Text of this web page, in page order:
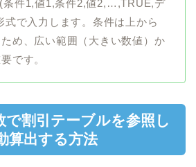
条件1,値1,条件2,値2,…,TRUE,デ
式で入力します。条件は上から
め、広い範囲（大きい数値）か
です。
で割引テーブルを参照し
算出する方法